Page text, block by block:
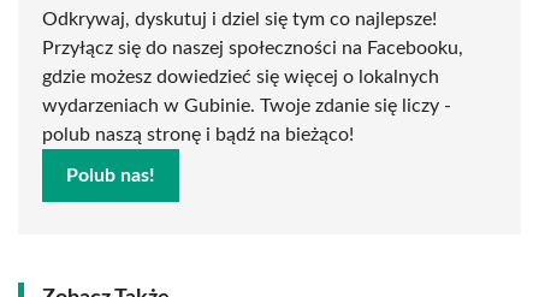
Odkrywaj, dyskutuj i dziel się tym co najlepsze!
Przyłącz się do naszej społeczności na Facebooku,
gdzie możesz dowiedzieć się więcej o lokalnych
wydarzeniach w Gubinie. Twoje zdanie się liczy -
polub naszą stronę i bądź na bieżąco!
Polub nas!